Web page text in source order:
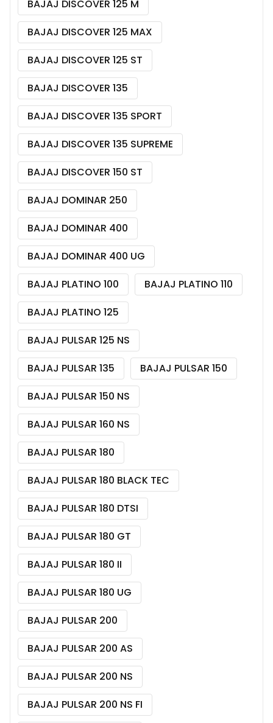
BAJAJ DISCOVER 125 M
BAJAJ DISCOVER 125 MAX
BAJAJ DISCOVER 125 ST
BAJAJ DISCOVER 135
BAJAJ DISCOVER 135 SPORT
BAJAJ DISCOVER 135 SUPREME
BAJAJ DISCOVER 150 ST
BAJAJ DOMINAR 250
BAJAJ DOMINAR 400
BAJAJ DOMINAR 400 UG
BAJAJ PLATINO 100
BAJAJ PLATINO 110
BAJAJ PLATINO 125
BAJAJ PULSAR 125 NS
BAJAJ PULSAR 135
BAJAJ PULSAR 150
BAJAJ PULSAR 150 NS
BAJAJ PULSAR 160 NS
BAJAJ PULSAR 180
BAJAJ PULSAR 180 BLACK TEC
BAJAJ PULSAR 180 DTSI
BAJAJ PULSAR 180 GT
BAJAJ PULSAR 180 II
BAJAJ PULSAR 180 UG
BAJAJ PULSAR 200
BAJAJ PULSAR 200 AS
BAJAJ PULSAR 200 NS
BAJAJ PULSAR 200 NS FI